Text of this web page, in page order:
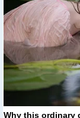
Why this ordinary